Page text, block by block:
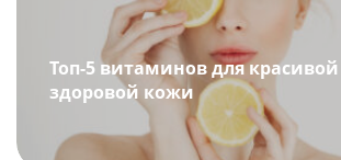
Топ-5 витаминов для
здоровой кожи